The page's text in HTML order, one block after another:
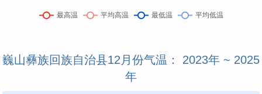
巍山彝族回族自治县12月份气温： 2023年 ~ 2025
年